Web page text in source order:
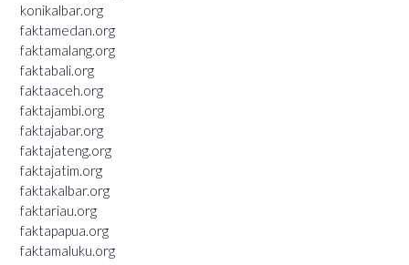
konikalbar.org
faktamedan.org
faktamalang.org
faktabali.org
faktaaceh.org
faktajambi.org
faktajabar.org
faktajateng.org
faktajatim.org
faktakalbar.org
faktariau.org
faktapapua.org
faktamaluku.org